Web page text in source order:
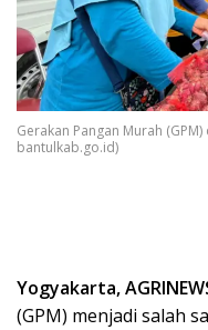
Gerakan Pangan Murah
bantulkab.go.id)
Yogyakarta,
(GPM) menjadi salah